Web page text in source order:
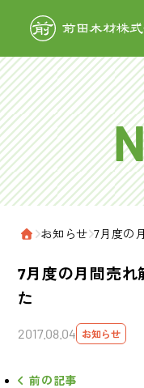
ホーム
›お知らせ›7月度の
7月度の月間売れ
た
2017.08.04 お知らせ
前の記事